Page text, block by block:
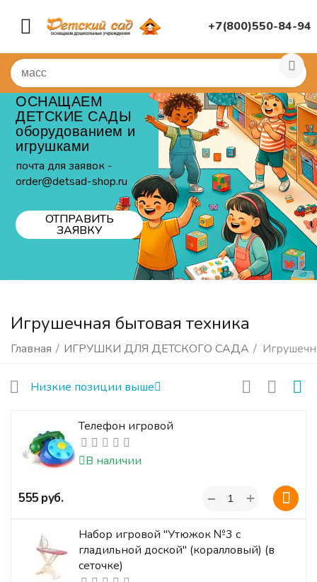
+7(800)550-84-94
ОСНАЩАЕМ
ДЕТСКИЕ САДЫ
оборудованием и
игрушками
почта для заявок -
order@detsad-shop.ru
ОТПРАВИТЬ
ЗАЯВКУ
Игрушечная бытовая техника
Главная / ИГРУШКИ ДЛЯ ДЕТСКОГО САДА /
Низкие позиции выше
Телефон игровой
В наличии
‍555‍ руб. +
−
Набор игровой "Утюжок №3 с
гладильной доской" (коралловый) (в
сеточке)